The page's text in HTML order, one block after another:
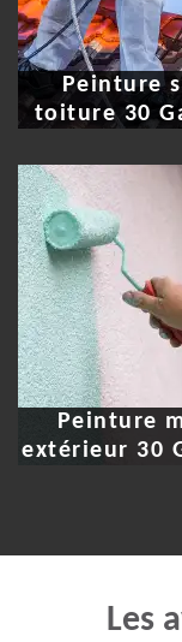
Peinture
toiture 30
Peinture
extérieur 30
Les